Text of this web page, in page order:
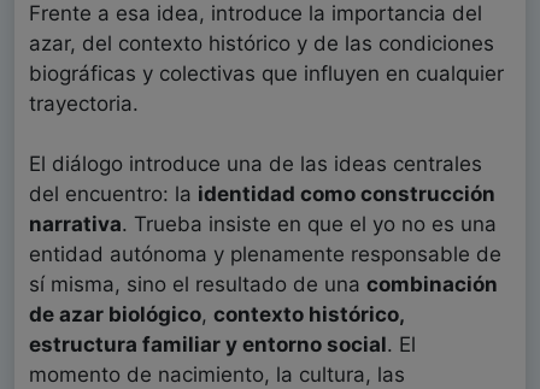
Frente a esa idea, introduce la importancia del
azar, del contexto histórico y de las condiciones
biográficas y colectivas que influyen en cualquier
trayectoria.
El diálogo introduce una de las ideas centrales
del encuentro: la identidad como construcción
narrativa. Trueba insiste en que el yo no es una
entidad autónoma y plenamente responsable de
sí misma, sino el resultado de una combinación
de azar biológico, contexto histórico,
estructura familiar y entorno social. El
momento de nacimiento, la cultura, las